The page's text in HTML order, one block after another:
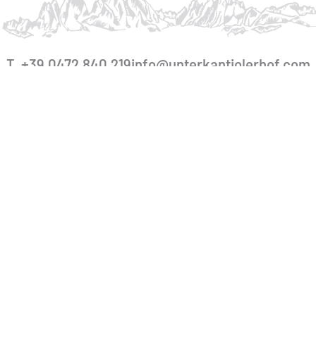
T. +39 0472 840 219info@unterkantiolerhof.com